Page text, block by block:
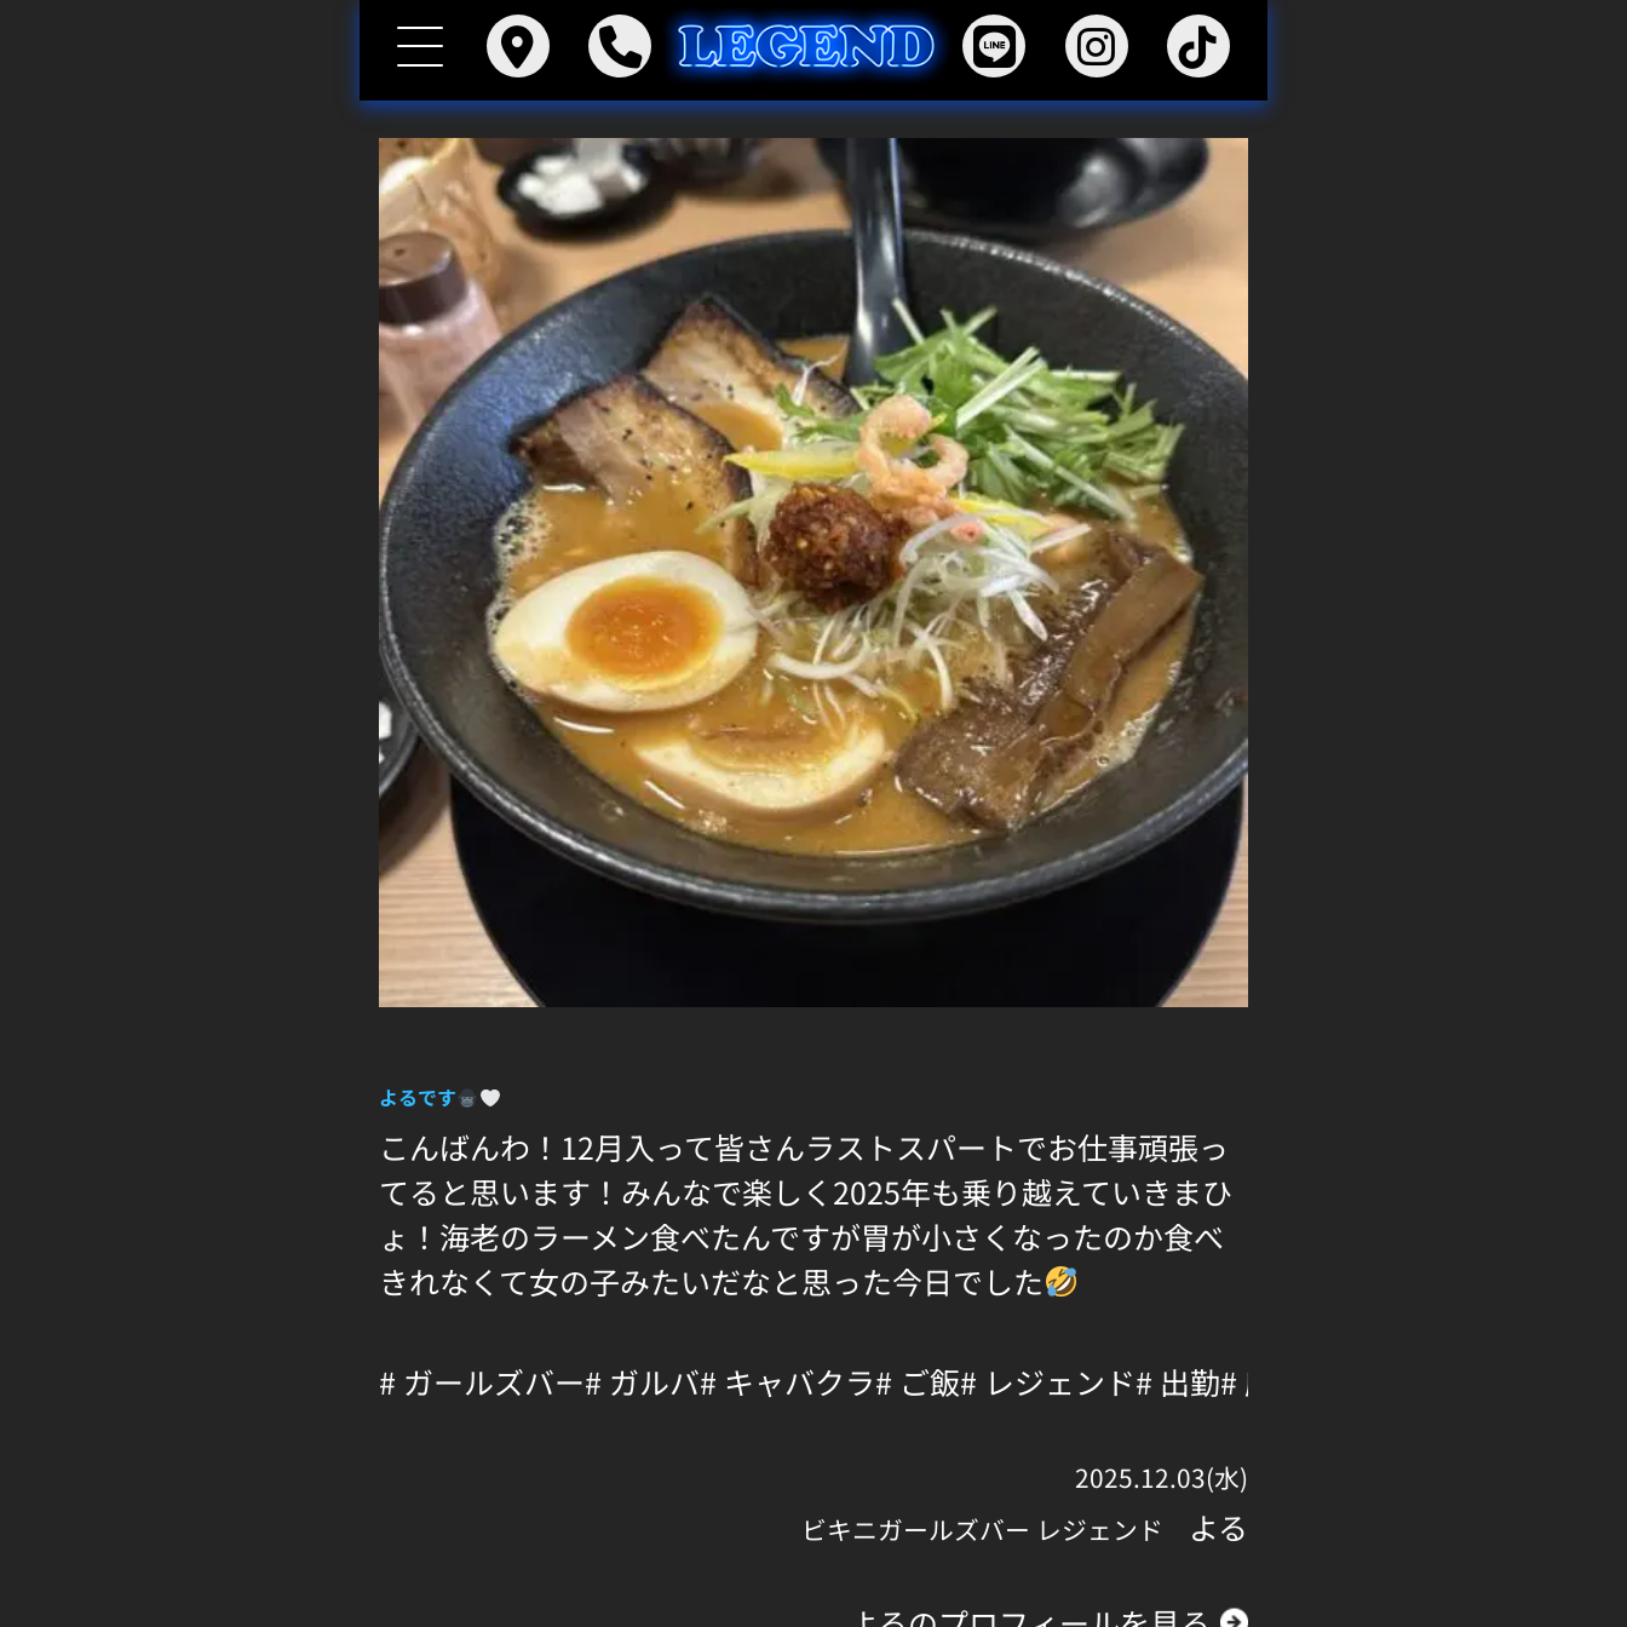
よるです
こんばんわ！12月入って皆さんラストスパートでお仕事頑張っ
てると思います！みんなで楽しく2025年も乗り越えていきまひ
ょ！海老のラーメン食べたんですが胃が小さくなったのか食べ
きれなくて女の子みたいだなと思った今日でした
# ガールズバー# ガルバ# キャバクラ# ご飯# レジェンド# 出勤# 府中
2025.12.03(水)
ビキニガールズバー レジェンド
よる